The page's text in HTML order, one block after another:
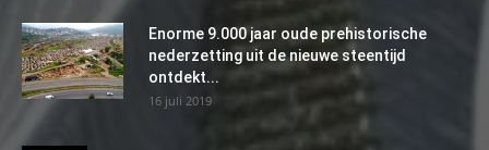
Enorme 9.000 jaar oude prehistorische
nederzetting uit de nieuwe steentijd
ontdekt...
16 juli 2019